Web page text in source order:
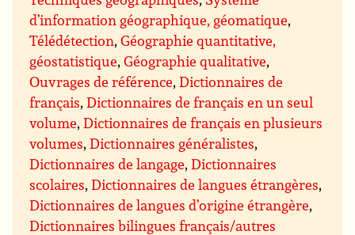
d’information géographique, géomatique,
Télédétection,Géographie quantitative,
géostatistique,Géographie qualitative,
Ouvrages de référence,Dictionnaires de
français,Dictionnaires de français en un seul
volume,Dictionnaires de français en plusieurs
volumes,Dictionnaires généralistes,
Dictionnaires de langage,Dictionnaires
scolaires,Dictionnaires de langues étrangères,
Dictionnaires de langues d’origine étrangère,
Dictionnaires bilingues français/autres